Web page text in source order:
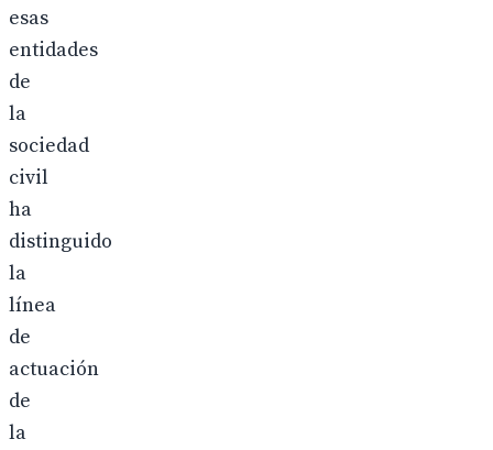
esas
entidades
de
la
sociedad
civil
ha
distinguido
la
línea
de
actuación
de
la